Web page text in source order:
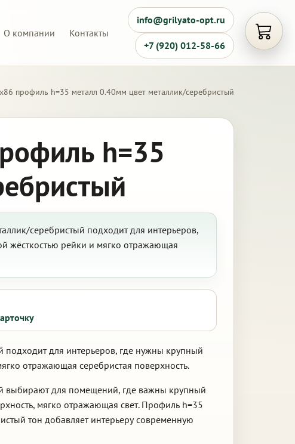
О компании Контакты
info@grilyato-opt.ru
+7 (920) 012-58-66
профиль h=35 металл 0.40мм цвет металлик/серебристый
h=35
серебристый подходит для интерьеров,
жёсткостью рейки и мягко отражающая
для интерьеров, где нужны крупный
отражающая серебристая поверхность.
выбирают для помещений, где важны крупный
мягко отражающая свет. Профиль h=35
тон добавляет интерьеру современную
Открыть